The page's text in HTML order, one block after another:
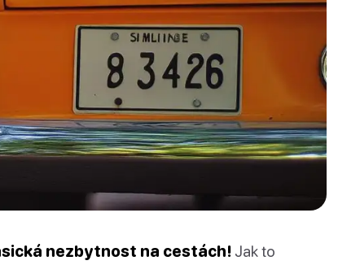
nezbytnost na cestách! Jak to